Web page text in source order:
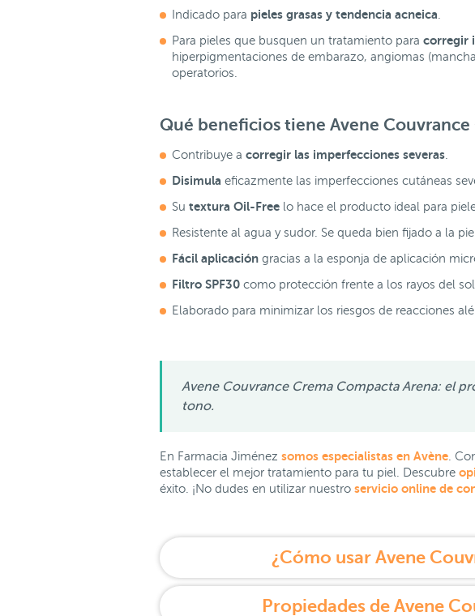
Indicado para pieles grasas y tendencia acneica
Para pieles que busquen un tratamiento para corregir
hiperpigmentaciones de embarazo, angiomas
operatorios.
Qué beneficios tiene Avene Couvrance
Contribuye a corregir las imperfecciones severas
Disimula eficazmente las imperfecciones cutáneas
Su textura Oil-Free lo hace el producto ideal para
Resistente al agua y sudor. Se queda bien fijado a la
Fácil aplicación gracias a la esponja de aplicación
Filtro SPF30 como protección frente a los rayos del sol.
Elaborado para minimizar los riesgos de reacciones
Avene Couvrance Crema Compacta Arena: el
tono.
En Farmacia Jiménez somos especialistas en Avène .
establecer el mejor tratamiento para tu piel. Descubre
éxito. ¡No dudes en utilizar nuestro servicio online de
¿Cómo usar Avene
Propiedades de Avene